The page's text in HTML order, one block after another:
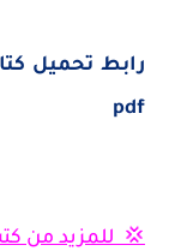
رابط تحميل
pdf
💢 للمزيد من كتب